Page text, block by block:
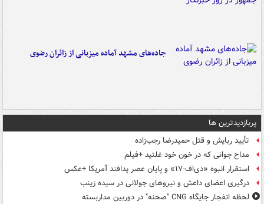
جاده‌های مشهد آماده میزبانی از زائران رضوی
پربازدیدترین ها
تأیید ربایش و قتل حمیدرضا رجب‌زاده
مداح جوانی که در خون خود غلتید +فیلم
استقرار انبوه «دی‌اف‑۱۷» و پایان عصر پدافند آمریکا +عکس
درگیری اعضای داعش و نیروهای جولانی در سیده زینب
لحظه انفجار جایگاه CNG "صحنه" در دوربین مداربسته